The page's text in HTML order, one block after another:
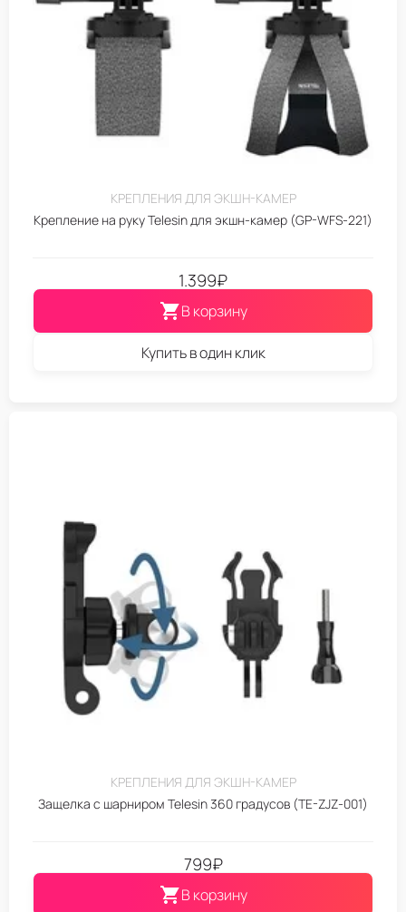
КРЕПЛЕНИЯ ДЛЯ ЭКШН-КАМЕР
Крепление на руку Telesin для экшн-камер (GP-WFS-221)
1.399₽
В корзину
Купить в один клик
КРЕПЛЕНИЯ ДЛЯ ЭКШН-КАМЕР
Защелка с шарниром Telesin 360 градусов (TE-ZJZ-001)
799₽
В корзину